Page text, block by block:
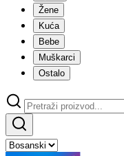
Žene
Kuća
Bebe
Muškarci
Ostalo